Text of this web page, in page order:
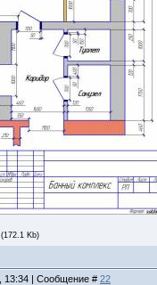
(172.1 Kb)
13:34 | Сообщение # 22